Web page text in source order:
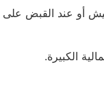
أو عند القبض
الكبيرة.